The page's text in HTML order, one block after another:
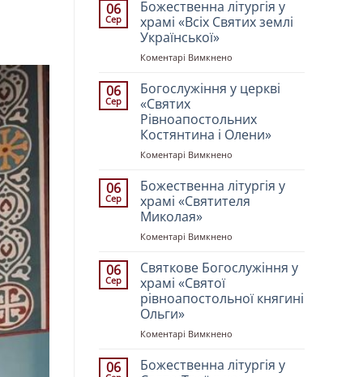
06
Сер
Божественна літургія у
храмі «Всіх Святих землі
Української»
Коментарі Вимкнено
літургія
у
«Всіх
Святих
06
Сер
Богослужіння у церкві
«Святих
Рівноапостольних
Костянтина і Олени»
Коментарі Вимкнено
у
церкві
«Святих
Олени»
06
Сер
Божественна літургія у
храмі «Святителя
Миколая»
Коментарі Вимкнено
літургія
«Святителя
06
Сер
Святкове Богослужіння у
храмі «Святої
рівноапостольної княгині
Ольги»
Коментарі Вимкнено
Богослужіння
06
Божественна літургія у